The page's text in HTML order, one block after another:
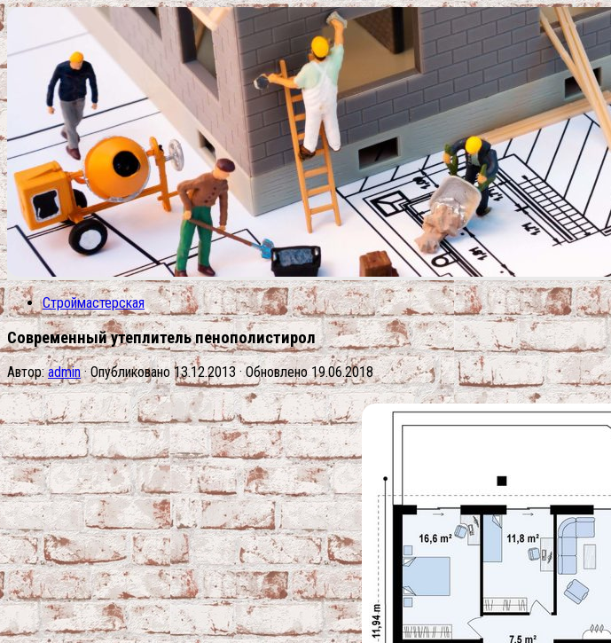
Строймастерская
Современный утеплитель пенополистирол
Автор:admin · Опубликовано13.12.2013· Обновлено19.06.2018